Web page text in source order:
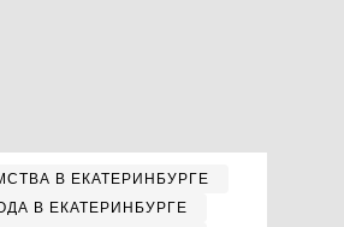
В ЕКАТЕРИНБУРГЕ
В ЕКАТЕРИНБУРГЕ